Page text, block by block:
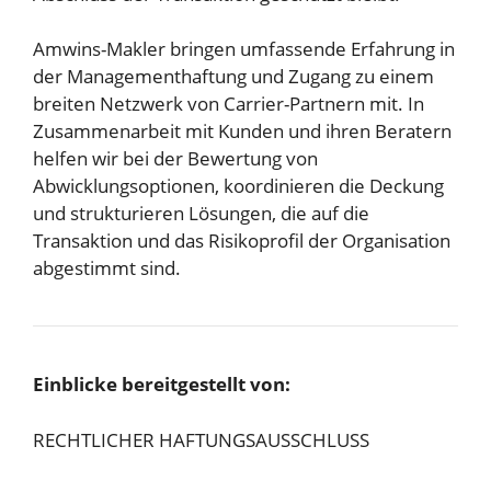
Amwins-Makler bringen umfassende Erfahrung in
der Managementhaftung und Zugang zu einem
breiten Netzwerk von Carrier-Partnern mit. In
Zusammenarbeit mit Kunden und ihren Beratern
helfen wir bei der Bewertung von
Abwicklungsoptionen, koordinieren die Deckung
und strukturieren Lösungen, die auf die
Transaktion und das Risikoprofil der Organisation
abgestimmt sind.
Einblicke bereitgestellt von:
RECHTLICHER HAFTUNGSAUSSCHLUSS